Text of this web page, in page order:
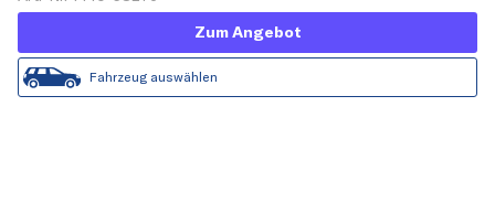
Zum Angebot
Fahrzeug auswählen